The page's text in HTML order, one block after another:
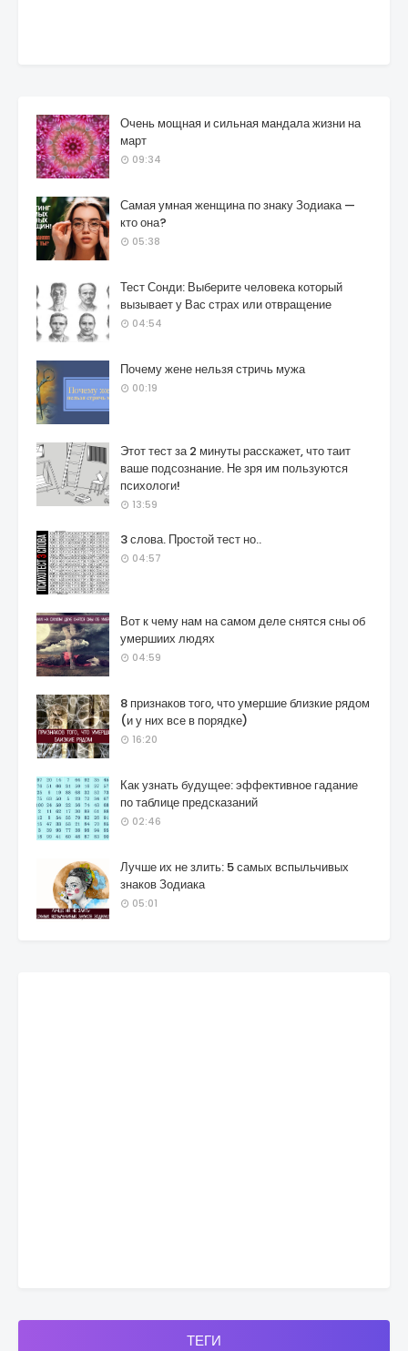
Очень мощная и сильная мандала жизни на
март
09:34
Самая умная женщина по знаку Зодиака —
кто она?
05:38
Тест Сонди: Выберите человека который
вызывает у Вас страх или отвращение
04:54
Почему жене нельзя стричь мужа
00:19
Этот тест за 2 минуты расскажет, что таит
ваше подсознание. Не зря им пользуются
психологи!
13:59
3 слова. Простой тест но..
04:57
Вот к чему нам на самом деле снятся сны об
умершиих людях
04:59
8 признаков того, что умершие близкие рядом
(и у них все в порядке)
16:20
Как узнать будущее: эффективное гадание
по таблице предсказаний
02:46
Лучше их не злить: 5 самых вспыльчивых
знаков Зодиака
05:01
ТЕГИ